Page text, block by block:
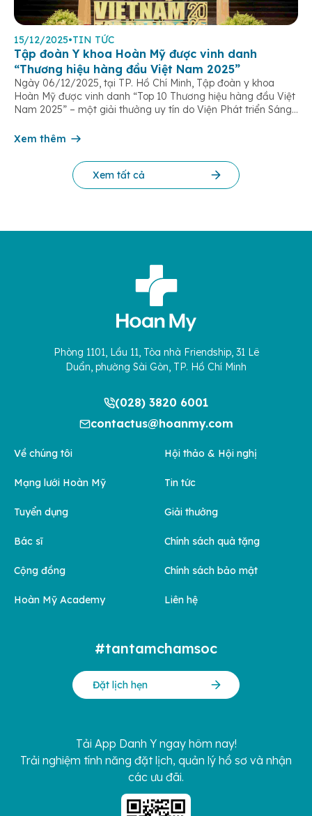
15/12/2025•TIN TỨC
Tập đoàn Y khoa Hoàn Mỹ được vinh danh
“Thương hiệu hàng đầu Việt Nam 2025”
Ngày 06/12/2025, tại TP. Hồ Chí Minh, Tập đoàn y khoa
Hoàn Mỹ được vinh danh “Top 10 Thương hiệu hàng đầu Việt
Nam 2025” – một giải thưởng uy tín do Viện Phát triển Sáng
cứu Phát triển Doanh nghiệp Châu Á […]
Xem thêm
Xem tất cả
Phòng 1101, Lầu 11, Tòa nhà Friendship, 31 Lê
Duẩn, phường Sài Gòn, TP. Hồ Chí Minh
(028) 3820 6001
contactus@hoanmy.com
Về chúng tôi
Mạng lưới Hoàn Mỹ
Tuyển dụng
Bác sĩ
Cộng đồng
Hoàn Mỹ Academy
Hội thảo & Hội nghị
Tin tức
Giải thưởng
Chính sách quà tặng
Chính sách bảo mật
Liên hệ
#tantamchamsoc
Đặt lịch hẹn
Tải App Danh Y ngay hôm nay!
Trải nghiệm tính năng đặt lịch, quản lý hồ sơ và nhận
các ưu đãi.